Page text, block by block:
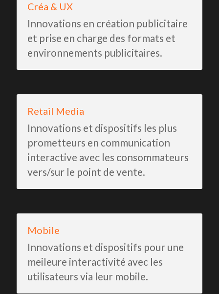
Créa & UX
Innovations en création publicitaire
et prise en charge des formats et
environnements publicitaires.
Retail Media
Innovations et dispositifs les plus
prometteurs en communication
interactive avec les consommateurs
vers/sur le point de vente.
Mobile
Innovations et dispositifs pour une
meileure interactivité avec les
utilisateurs via leur mobile.